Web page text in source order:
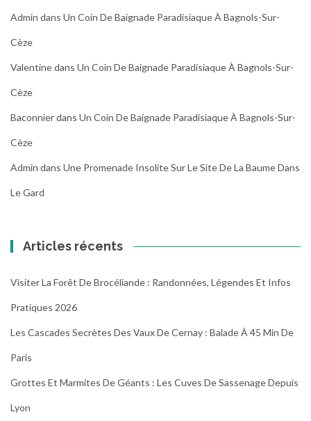
Admin dans Un Coin De Baignade Paradisiaque À Bagnols-Sur-
Cèze
Valentinedans Un Coin De Baignade Paradisiaque À Bagnols-Sur-
Cèze
Baconnierdans Un Coin De Baignade Paradisiaque À Bagnols-Sur-
Cèze
Admin dans Une Promenade Insolite Sur Le Site De La Baume Dans
Le Gard
Articles récents
Visiter La Forêt De Brocéliande : Randonnées, Légendes Et Infos
Pratiques 2026
Les Cascades Secrètes Des Vaux De Cernay : Balade À 45 Min De
Paris
Grottes Et Marmites De Géants : Les Cuves De Sassenage Depuis
Lyon